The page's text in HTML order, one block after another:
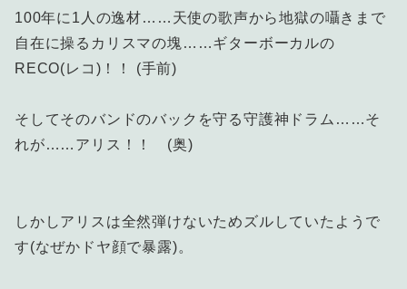
100年に1人の逸材……天使の歌声から地獄の囁きまで
自在に操るカリスマの塊……ギターボーカルの
RECO(レコ)！！ (手前)
そしてそのバンドのバックを守る守護神ドラム……そ
れが……アリス！！ (奥)
しかしアリスは全然弾けないためズルしていたようで
す(なぜかドヤ顔で暴露)。